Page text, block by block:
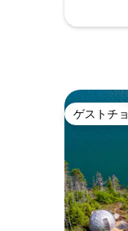
ゲストチ
ゲストチ